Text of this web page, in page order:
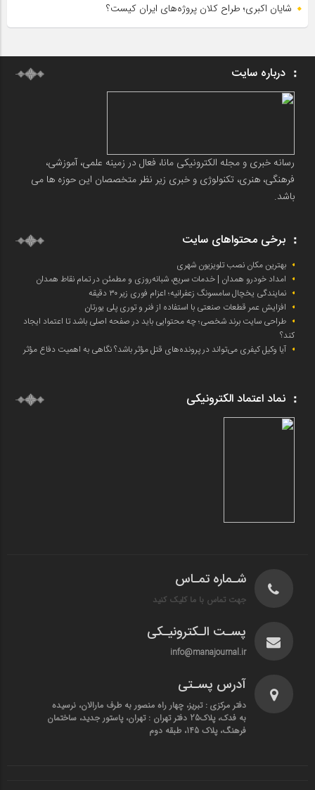
شایان اکبری؛ طراح کلان پروژه‌های ایران کیست؟
درباره سایت
رسانه خبری و مجله الکترونیکی مانا، فعال در زمینه علمی، آموزشی،
فرهنگی، هنری، تکنولوژی و خبری زیر نظر متخصصان این حوزه ها می
باشد.
برخی محتواهای سایت
بهترین مکان نصب تلویزیون شهری
امداد خودرو همدان | خدمات سریع، شبانه‌روزی و مطمئن در تمام نقاط همدان
نمایندگی یخچال سامسونگ زعفرانیه؛ اعزام فوری زیر ۳۰ دقیقه
افزایش عمر قطعات صنعتی با استفاده از فنر و توری پلی یورتان
طراحی سایت برند شخصی؛ چه محتوایی باید در صفحه اصلی باشد تا اعتماد ایجاد
کند؟
آیا وکیل کیفری می‌تواند در پرونده‌های قتل مؤثر باشد؟ نگاهی به اهمیت دفاع مؤثر
نماد اعتماد الکترونیکی
شـماره تمـاس
جهت تماس با ما کلیک کنید
پسـت الـکترونیـکی
info@manajournal.ir
آدرس پسـتی
دفتر مرکزی : تبریز، چهار راه منصور به طرف مارالان، نرسیده
به فدک، پلاک25 دفتر تهران : تهران، پاستور جدید، ساختمان
فرهنگ، پلاک 145، طبقه دوم